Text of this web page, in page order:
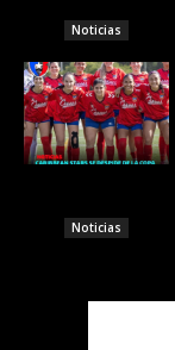
Noticias
Noticias